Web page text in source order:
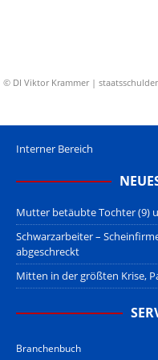
© DI Viktor Krammer |
Interner Bereich
Mutter betäubte Tochter (9)
Schwarzarbeiter –
abgeschreckt
Mitten in der größten Krise,
Branchenbuch